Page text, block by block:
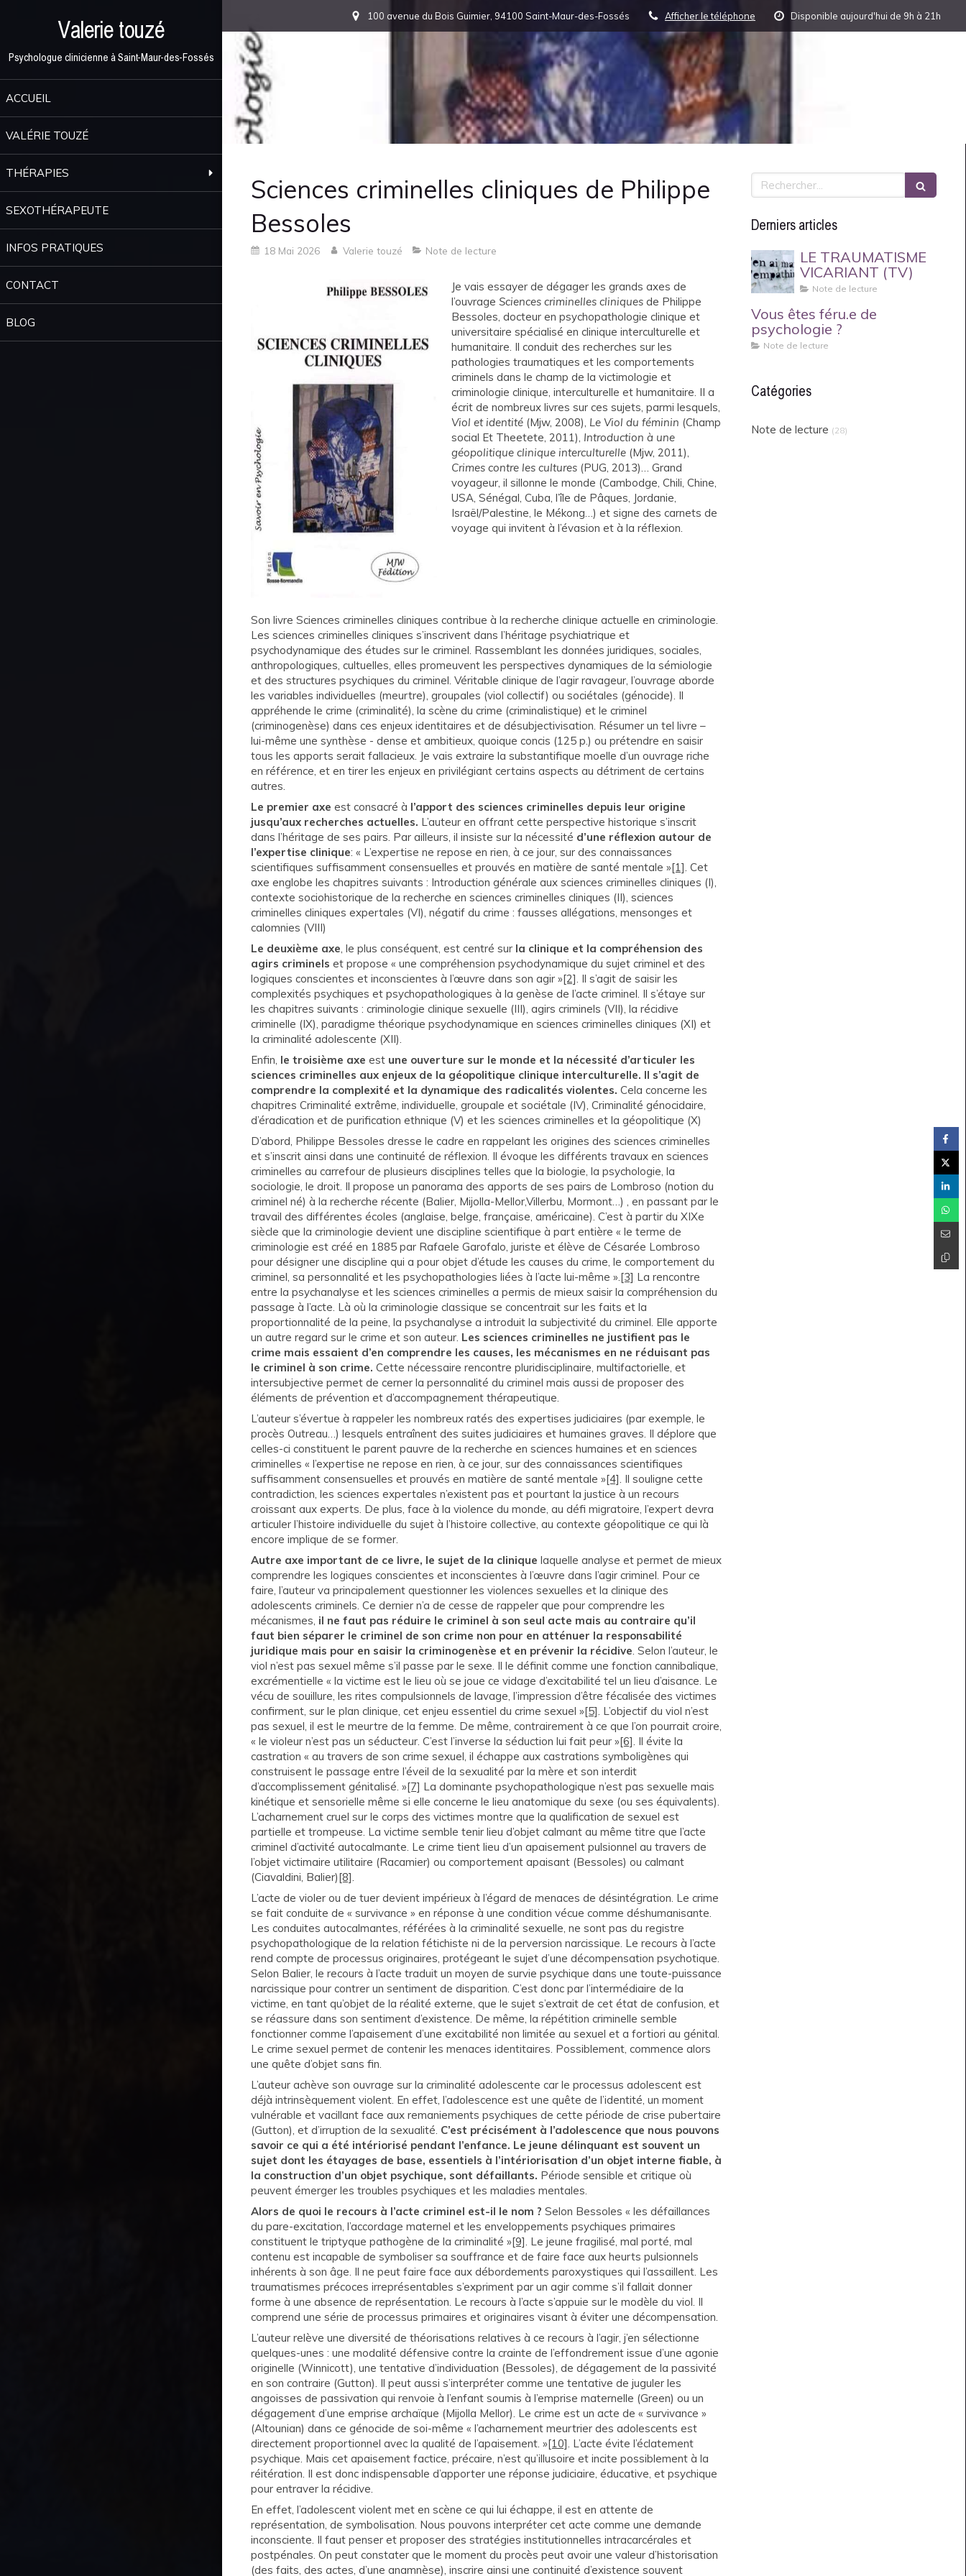
Valerie touzé
Psychologue clinicienne à Saint-Maur-des-Fossés
ACCUEIL
VALÉRIE TOUZÉ
THÉRAPIES
SEXOTHÉRAPEUTE
INFOS PRATIQUES
CONTACT
BLOG
Disponible aujourd'hui de 9h à 21h
Afficher le téléphone
100 avenue du Bois Guimier, 94100 Saint-Maur-des-Fossés
Sciences criminelles cliniques de Philippe
Bessoles
18 Mai 2026 Valerie touzé Note de lecture
Je vais essayer de dégager les grands axes de
l’ouvrageSciences criminelles cliniques de Philippe
Bessoles, docteur en psychopathologie clinique et
universitaire spécialisé en clinique interculturelle et
humanitaire. Il conduit des recherches sur les
pathologies traumatiques et les comportements
criminels dans le champ de la victimologie et
criminologie clinique, interculturelle et humanitaire. II a
écrit de nombreux livres sur ces sujets, parmi lesquels,
Viol et identité (Mjw, 2008), Le Viol du féminin (Champ
social Et Theetete, 2011), Introduction à une
géopolitique clinique interculturelle (Mjw, 2011),
Crimes contre les cultures (PUG, 2013)… Grand
voyageur, il sillonne le monde (Cambodge, Chili, Chine,
USA, Sénégal, Cuba, l’île de Pâques, Jordanie,
Israël/Palestine, le Mékong…) et signe des carnets de
voyage qui invitent à l’évasion et à la réflexion.
Son livre Sciences criminelles cliniques contribue à la recherche clinique actuelle en criminologie.
Les sciences criminelles cliniques s’inscrivent dans l’héritage psychiatrique et
psychodynamique des études sur le criminel. Rassemblant les données juridiques, sociales,
anthropologiques, cultuelles, elles promeuvent les perspectives dynamiques de la sémiologie
et des structures psychiques du criminel. Véritable clinique de l’agir ravageur, l’ouvrage aborde
les variables individuelles (meurtre), groupales (viol collectif) ou sociétales (génocide). Il
appréhende le crime (criminalité), la scène du crime (criminalistique) et le criminel
(criminogenèse) dans ces enjeux identitaires et de désubjectivisation. Résumer un tel livre –
lui-même une synthèse - dense et ambitieux, quoique concis (125 p.) ou prétendre en saisir
tous les apports serait fallacieux. Je vais extraire la substantifique moelle d’un ouvrage riche
en référence, et en tirer les enjeux en privilégiant certains aspects au détriment de certains
autres.
Le premier axe est consacré à l’apport des sciences criminelles depuis leur origine
jusqu’aux recherches actuelles. L’auteur en offrant cette perspective historique s’inscrit
dans l’héritage de ses pairs. Par ailleurs, il insiste sur la nécessité d’une réflexion autour de
l’expertise clinique: « L’expertise ne repose en rien, à ce jour, sur des connaissances
scientifiques suffisamment consensuelles et prouvés en matière de santé mentale »[1] . Cet
axe englobe les chapitres suivants : Introduction générale aux sciences criminelles cliniques (I),
contexte sociohistorique de la recherche en sciences criminelles cliniques (II), sciences
criminelles cliniques expertales (VI), négatif du crime : fausses allégations, mensonges et
calomnies (VIII)
Le deuxième axe , le plus conséquent, est centré sur la clinique et la compréhension des
agirs criminels et propose « une compréhension psychodynamique du sujet criminel et des
logiques conscientes et inconscientes à l’œuvre dans son agir »[2] . Il s’agit de saisir les
complexités psychiques et psychopathologiques à la genèse de l’acte criminel. Il s’étaye sur
les chapitres suivants : criminologie clinique sexuelle (III), agirs criminels (VII), la récidive
criminelle (IX), paradigme théorique psychodynamique en sciences criminelles cliniques (XI) et
la criminalité adolescente (XII).
Enfin, le troisième axe est une ouverture sur le monde et la nécessité d’articuler les
sciences criminelles aux enjeux de la géopolitique clinique interculturelle. Il s’agit de
comprendre la complexité et la dynamique des radicalités violentes. Cela concerne les
chapitres Criminalité extrême, individuelle, groupale et sociétale (IV), Criminalité génocidaire,
d’éradication et de purification ethnique (V) et les sciences criminelles et la géopolitique (X)
D’abord, Philippe Bessoles dresse le cadre en rappelant les origines des sciences criminelles
et s’inscrit ainsi dans une continuité de réflexion. Il évoque les différents travaux en sciences
criminelles au carrefour de plusieurs disciplines telles que la biologie, la psychologie, la
sociologie, le droit. Il propose un panorama des apports de ses pairs de Lombroso (notion du
criminel né) à la recherche récente (Balier, Mijolla-Mellor,Villerbu, Mormont…) , en passant par le
travail des différentes écoles (anglaise, belge, française, américaine). C’est à partir du XIXe
siècle que la criminologie devient une discipline scientifique à part entière « le terme de
criminologie est créé en 1885 par Rafaele Garofalo, juriste et élève de Césarée Lombroso
pour désigner une discipline qui a pour objet d’étude les causes du crime, le comportement du
criminel, sa personnalité et les psychopathologies liées à l’acte lui-même ». [3] La rencontre
entre la psychanalyse et les sciences criminelles a permis de mieux saisir la compréhension du
passage à l’acte. Là où la criminologie classique se concentrait sur les faits et la
proportionnalité de la peine, la psychanalyse a introduit la subjectivité du criminel. Elle apporte
un autre regard sur le crime et son auteur. Les sciences criminelles ne justifient pas le
crime mais essaient d’en comprendre les causes, les mécanismes en ne réduisant pas
le criminel à son crime. Cette nécessaire rencontre pluridisciplinaire, multifactorielle, et
intersubjective permet de cerner la personnalité du criminel mais aussi de proposer des
éléments de prévention et d’accompagnement thérapeutique.
L’auteur s’évertue à rappeler les nombreux ratés des expertises judiciaires (par exemple, le
procès Outreau…) lesquels entraînent des suites judiciaires et humaines graves. Il déplore que
celles-ci constituent le parent pauvre de la recherche en sciences humaines et en sciences
criminelles « l’expertise ne repose en rien, à ce jour, sur des connaissances scientifiques
suffisamment consensuelles et prouvés en matière de santé mentale »[4] . Il souligne cette
contradiction, les sciences expertales n’existent pas et pourtant la justice à un recours
croissant aux experts. De plus, face à la violence du monde, au défi migratoire, l’expert devra
articuler l’histoire individuelle du sujet à l’histoire collective, au contexte géopolitique ce qui là
encore implique de se former.
Autre axe important de ce livre, le sujet de la clinique laquelle analyse et permet de mieux
comprendre les logiques conscientes et inconscientes à l’œuvre dans l’agir criminel. Pour ce
faire, l’auteur va principalement questionner les violences sexuelles et la clinique des
adolescents criminels. Ce dernier n’a de cesse de rappeler que pour comprendre les
mécanismes, il ne faut pas réduire le criminel à son seul acte mais au contraire qu’il
faut bien séparer le criminel de son crime non pour en atténuer la responsabilité
juridique mais pour en saisir la criminogenèse et en prévenir la récidive . Selon l’auteur, le
viol n’est pas sexuel même s’il passe par le sexe. Il le définit comme une fonction cannibalique,
excrémentielle « la victime est le lieu où se joue ce vidage d’excitabilité tel un lieu d’aisance. Le
vécu de souillure, les rites compulsionnels de lavage, l’impression d’être fécalisée des victimes
confirment, sur le plan clinique, cet enjeu essentiel du crime sexuel »[5] . L’objectif du viol n’est
pas sexuel, il est le meurtre de la femme. De même, contrairement à ce que l’on pourrait croire,
« le violeur n’est pas un séducteur. C’est l’inverse la séduction lui fait peur »[6] . Il évite la
castration « au travers de son crime sexuel, il échappe aux castrations symboligènes qui
construisent le passage entre l’éveil de la sexualité par la mère et son interdit
d’accomplissement génitalisé. »[7] La dominante psychopathologique n’est pas sexuelle mais
kinétique et sensorielle même si elle concerne le lieu anatomique du sexe (ou ses équivalents).
L’acharnement cruel sur le corps des victimes montre que la qualification de sexuel est
partielle et trompeuse. La victime semble tenir lieu d’objet calmant au même titre que l’acte
criminel d’activité autocalmante. Le crime tient lieu d’un apaisement pulsionnel au travers de
l’objet victimaire utilitaire (Racamier) ou comportement apaisant (Bessoles) ou calmant
(Ciavaldini, Balier)[8]
L’acte de violer ou de tuer devient impérieux à l’égard de menaces de désintégration. Le crime
se fait conduite de « survivance » en réponse à une condition vécue comme déshumanisante.
Les conduites autocalmantes, référées à la criminalité sexuelle, ne sont pas du registre
psychopathologique de la relation fétichiste ni de la perversion narcissique. Le recours à l’acte
rend compte de processus originaires, protégeant le sujet d’une décompensation psychotique.
Selon Balier, le recours à l’acte traduit un moyen de survie psychique dans une toute-puissance
narcissique pour contrer un sentiment de disparition. C’est donc par l’intermédiaire de la
victime, en tant qu’objet de la réalité externe, que le sujet s’extrait de cet état de confusion, et
se réassure dans son sentiment d’existence. De même, la répétition criminelle semble
fonctionner comme l’apaisement d’une excitabilité non limitée au sexuel et a fortiori au génital.
Le crime sexuel permet de contenir les menaces identitaires. Possiblement, commence alors
une quête d’objet sans fin.
L’auteur achève son ouvrage sur la criminalité adolescente car le processus adolescent est
déjà intrinsèquement violent. En effet, l’adolescence est une quête de l’identité, un moment
vulnérable et vacillant face aux remaniements psychiques de cette période de crise pubertaire
(Gutton), et d’irruption de la sexualité. C’est précisément à l’adolescence que nous pouvons
savoir ce qui a été intériorisé pendant l’enfance. Le jeune délinquant est souvent un
sujet dont les étayages de base, essentiels à l’intériorisation d’un objet interne fiable, à
la construction d’un objet psychique, sont défaillants. Période sensible et critique où
peuvent émerger les troubles psychiques et les maladies mentales.
Alors de quoi le recours à l’acte criminel est-il le nom ? Selon Bessoles « les défaillances
du pare-excitation, l’accordage maternel et les enveloppements psychiques primaires
constituent le triptyque pathogène de la criminalité »[9] . Le jeune fragilisé, mal porté, mal
contenu est incapable de symboliser sa souffrance et de faire face aux heurts pulsionnels
inhérents à son âge. Il ne peut faire face aux débordements paroxystiques qui l’assaillent. Les
traumatismes précoces irreprésentables s’expriment par un agir comme s’il fallait donner
forme à une absence de représentation. Le recours à l’acte s’appuie sur le modèle du viol. Il
comprend une série de processus primaires et originaires visant à éviter une décompensation.
L’auteur relève une diversité de théorisations relatives à ce recours à l’agir, j’en sélectionne
quelques-unes : une modalité défensive contre la crainte de l’effondrement issue d’une agonie
originelle (Winnicott), une tentative d’individuation (Bessoles), de dégagement de la passivité
en son contraire (Gutton). Il peut aussi s’interpréter comme une tentative de juguler les
angoisses de passivation qui renvoie à l’enfant soumis à l’emprise maternelle (Green) ou un
dégagement d’une emprise archaïque (Mijolla Mellor). Le crime est un acte de « survivance »
(Altounian) dans ce génocide de soi-même « l’acharnement meurtrier des adolescents est
directement proportionnel avec la qualité de l’apaisement. »[10] . L’acte évite l’éclatement
psychique. Mais cet apaisement factice, précaire, n’est qu’illusoire et incite possiblement à la
réitération. Il est donc indispensable d’apporter une réponse judiciaire, éducative, et psychique
pour entraver la récidive.
En effet, l’adolescent violent met en scène ce qui lui échappe, il est en attente de
représentation, de symbolisation. Nous pouvons interpréter cet acte comme une demande
inconsciente. Il faut penser et proposer des stratégies institutionnelles intracarcérales et
postpénales. On peut constater que le moment du procès peut avoir une valeur d’historisation
(des faits, des actes, d’une anamnèse), inscrire ainsi une continuité d’existence souvent
Rechercher
Derniers articles
LE TRAUMATISME
VICARIANT (TV)
Note de lecture
Vous êtes féru.e de
psychologie ?
Note de lecture
Catégories
Note de lecture (28)